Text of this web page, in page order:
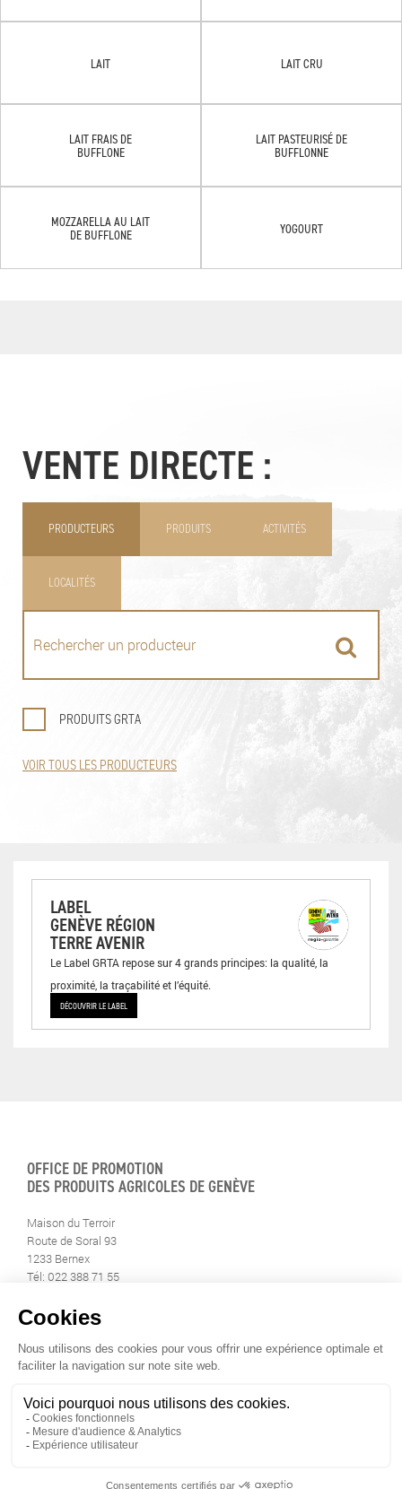
LAIT LAIT CRU
LAIT FRAIS DE
BUFFLONE
LAIT PASTEURISÉ DE
BUFFLONNE
MOZZARELLA AU LAIT
DE BUFFLONE
YOGOURT
VENTE DIRECTE :
PRODUCTEURS PRODUITS ACTIVITÉS
LOCALITÉS
PRODUITS GRTA
VOIR TOUS LES PRODUCTEURS
LABEL
GENÈVE RÉGION
TERRE AVENIR
Le Label GRTA repose sur 4 grands principes: la qualité, la
proximité, la traçabilité et l’équité.
DÉCOUVRIR LE LABEL
OFFICE DE PROMOTION
DES PRODUITS AGRICOLES DE GENÈVE
Maison du Terroir
Route de Soral 93
1233 Bernex
Tél: 022 388 71 55
info@geneveterroir.ge.ch
RESTEZ AU CONTACT DE
TOUTE L’ACTUALITÉ DU TERROIR
TÉLÉCHARGEZ L’APP GENÈVE-TERROIR